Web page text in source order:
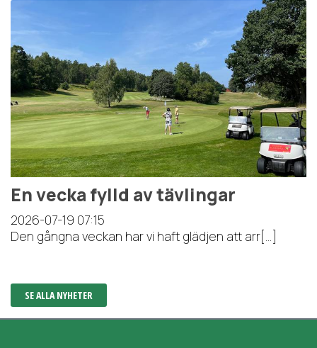
En vecka fylld av tävlingar
2026-07-19 07:15
Den gångna veckan har vi haft glädjen att arr[...]
SE ALLA NYHETER